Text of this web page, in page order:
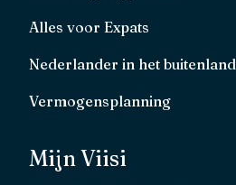
Alles voor Expats
Nederlander in het buitenland
Vermogensplanning
Mijn Viisi